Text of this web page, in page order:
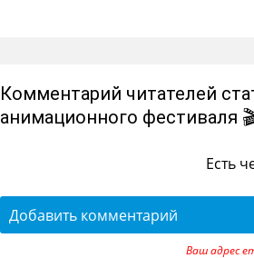
Комментарий читателей
анимационного фестиваля
Есть
Добавить комментарий
Ваш адрес